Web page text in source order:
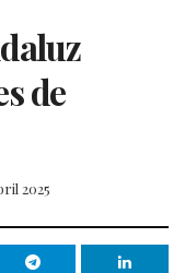
de
2025